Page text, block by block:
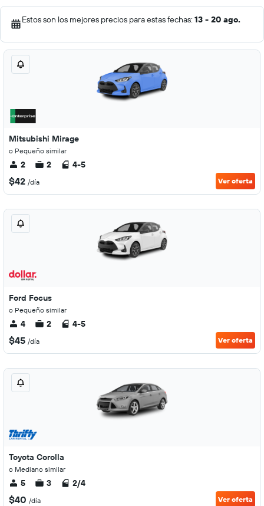
Estos son los mejores precios para estas fechas: 13 - 20 ago.
Mitsubishi Mirage
o Pequeño similar
2 2 4-5
$42 /día Ver oferta
Ford Focus
o Pequeño similar
4 2 4-5
$45 /día Ver oferta
Toyota Corolla
o Mediano similar
5 3 2/4
$40 /día Ver oferta